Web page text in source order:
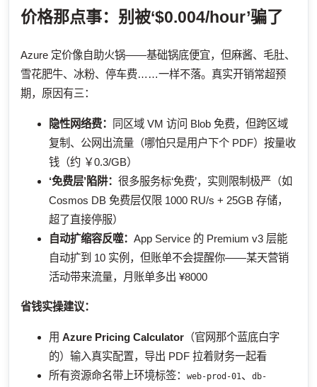
价格那点事：别被‘$0.004/hour’骗了
Azure 定价像自助火锅——基础锅底便宜，但麻酱、毛肚、
雪花肥牛、冰粉、停车费……一样不落。真实开销常超预
期，原因有三：
隐性网络费：
同区域 VM 访问 Blob 免费，但跨区域
复制、公网出流量（哪怕只是用户下个 PDF）按量收
钱（约 ￥0.3/GB）
‘免费层’陷阱： 很多服务标‘免费’，实则限制极严（如
Cosmos DB 免费层仅限 1000 RU/s + 25GB 存储，
超了直接停服）
自动扩缩容反噬： App Service 的 Premium v3 层能
自动扩到 10 实例，但账单不会提醒你——某天营销
活动带来流量，月账单多出 ¥8000
省钱实操建议：
用 Azure Pricing Calculator （官网那个蓝底白字
的）输入真实配置，导出 PDF 拉着财务一起看
所有资源命名带上环境标签： web-prod-01 、 db-